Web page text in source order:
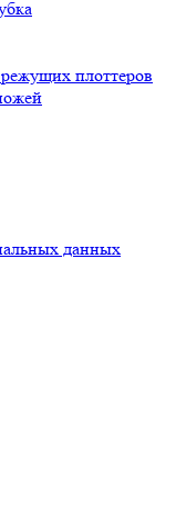
плоттеров
данных